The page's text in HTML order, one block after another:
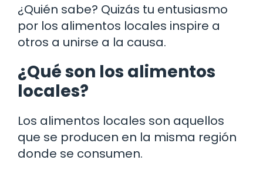
¿Quién sabe? Quizás tu entusiasmo
por los alimentos locales inspire a
otros a unirse a la causa.
¿Qué son los alimentos
locales?
Los alimentos locales son aquellos
que se producen en la misma región
donde se consumen.